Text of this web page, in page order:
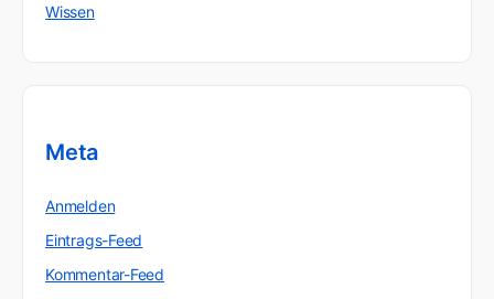
Wissen
Meta
Anmelden
Eintrags-Feed
Kommentar-Feed